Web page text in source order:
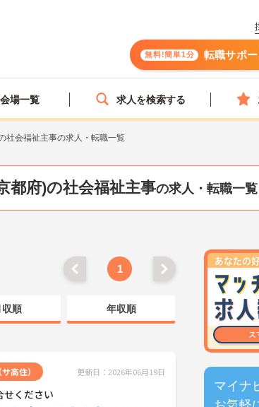
無料!簡単1分 転職サポ
場一覧 求人を検索する
社会福祉主事の求人・転職一覧
都府)の社会福祉主事の求人・転職一覧
マイナ
1
収順 年収順
高住） 更新日：2026年06月19日
ください